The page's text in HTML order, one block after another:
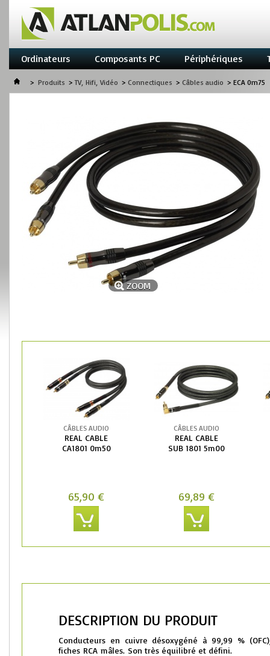
Ordinateurs Composants PC Périphériques
> Produits > TV, Hifi, Vidéo > Connectiques > Câbles audio > ECA 0m75
ZOOM
CÂBLES AUDIO
REAL CABLE
CA1801 0m50
65,90 €
CÂBLES AUDIO
REAL CABLE
SUB 1801 5m00
69,89 €
DESCRIPTION DU PRODUIT
Conducteurs en cuivre désoxygéné à 99,99 %
fiches RCA mâles. Son très équilibré et défini.